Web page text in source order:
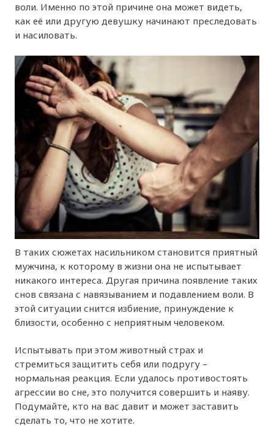
воли. Именно по этой причине она может видеть,
как её или другую девушку начинают преследовать
и насиловать.
В таких сюжетах насильником становится приятный
мужчина, к которому в жизни она не испытывает
никакого интереса. Другая причина появление таких
снов связана с навязыванием и подавлением воли. В
этой ситуации снится избиение, принуждение к
близости, особенно с неприятным человеком.
Испытывать при этом животный страх и
стремиться защитить себя или подругу –
нормальная реакция. Если удалось противостоять
агрессии во сне, это получится совершить и наяву.
Подумайте, кто на вас давит и может заставить
сделать то, что не хотите.